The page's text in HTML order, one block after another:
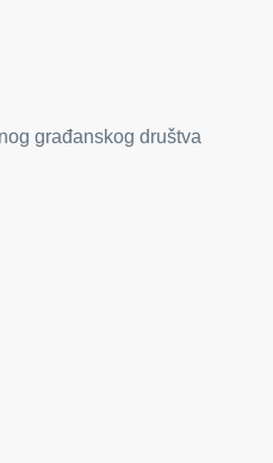
građanskog društva